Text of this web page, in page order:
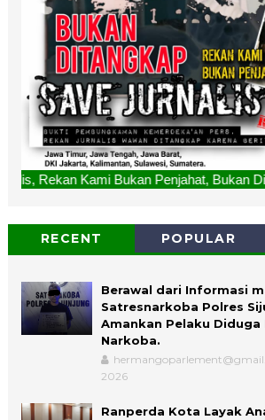
Bukan Penjahat, Bukan Ditangkap.
RECENT POPULAR
Berawal dari Informasi
Satresnarkoba Polres
Amankan Pelaku Diduga
Narkoba.
2026
Ranperda Kota Layak